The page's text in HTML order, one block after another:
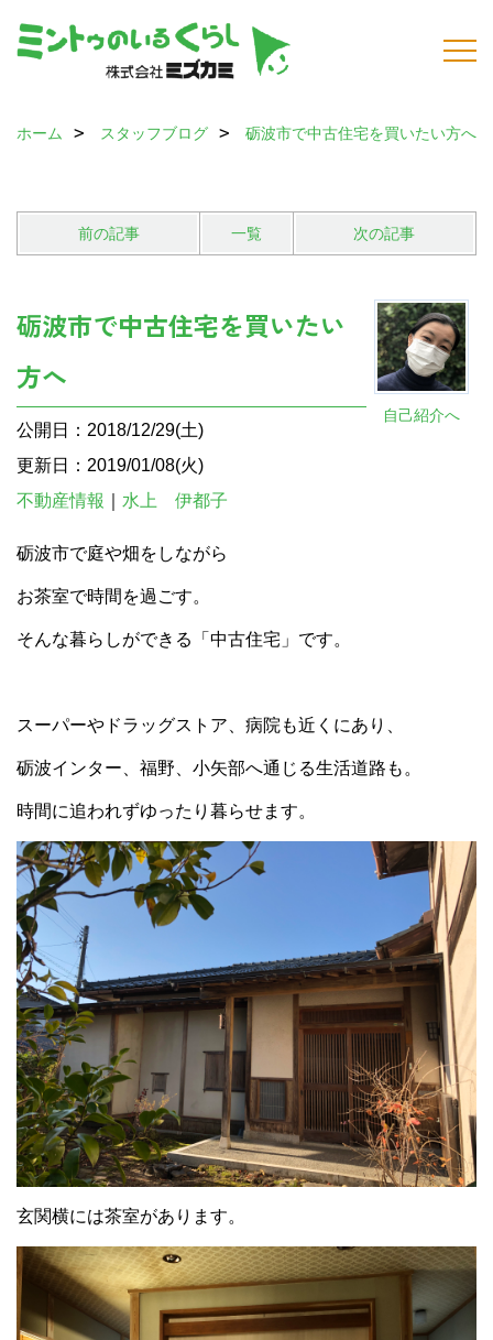
ホーム スタッフブログ 砺波市で中古住宅を買いたい方へ
前の記事 一覧 次の記事
自己紹介へ
砺波市で中古住宅を買いたい
方へ
公開日：2018/12/29(土)
更新日：2019/01/08(火)
不動産情報
水上 伊都子
砺波市で庭や畑をしながら
お茶室で時間を過ごす。
そんな暮らしができる「中古住宅」です。
スーパーやドラッグストア、病院も近くにあり、
砺波インター、福野、小矢部へ通じる生活道路も。
時間に追われずゆったり暮らせます。
玄関横には茶室があります。